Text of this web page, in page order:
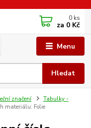
Menu
Hledat
0 ks
za 0 Kč
značení
Tabulky -
materiálu: Folie